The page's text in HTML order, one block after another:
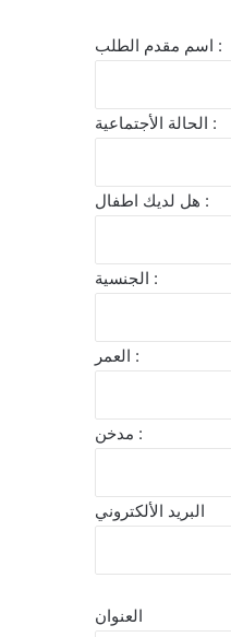
اسم مقدم الطلب :
الحالة الأجتماعية :
هل لديك اطفال :
الجنسية :
العمر :
مدخن :
البريد الألكتروني
العنوان